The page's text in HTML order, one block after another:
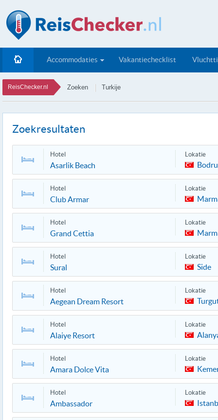
Accommodaties Vakantiechecklist
ReisChecker.nl Zoeken Turkije
Zoekresultaten
Hotel
Asarlik Beach
Lokatie
Hotel
Club Armar
Lokatie
Hotel
Grand Cettia
Lokatie
Hotel
Sural
Lokatie
Side
Hotel
Aegean Dream Resort
Lokatie
Hotel
Alaiye Resort
Lokatie
Hotel
Amara Dolce Vita
Lokatie
Hotel
Ambassador
Lokatie